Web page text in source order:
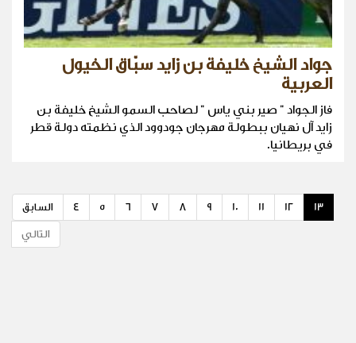
جواد الشيخ خليفة بن زايد سبّاق الخيول
العربية
فاز الجواد " صير بني ياس " لصاحب السمو الشيخ خليفة بن
زايد آل نهيان ببطولة مهرجان جودوود الذي نظمته دولة قطر
في بريطانيا.
السابق 4 5 6 7 8 9 10 11 12 13
التالي